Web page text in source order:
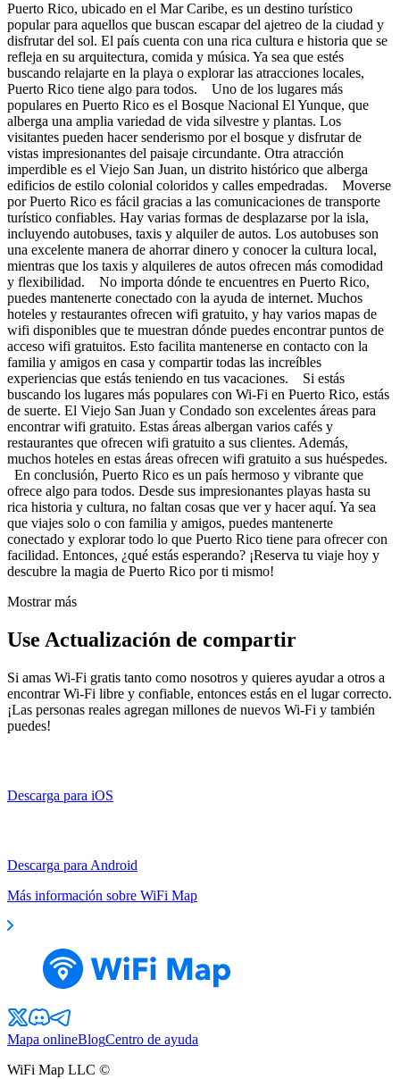
Puerto Rico, ubicado en el Mar Caribe, es un destino turístico
popular para aquellos que buscan escapar del ajetreo de la ciudad y
disfrutar del sol. El país cuenta con una rica cultura e historia que se
refleja en su arquitectura, comida y música. Ya sea que estés
buscando relajarte en la playa o explorar las atracciones locales,
Puerto Rico tiene algo para todos. Uno de los lugares más
populares en Puerto Rico es el Bosque Nacional El Yunque, que
alberga una amplia variedad de vida silvestre y plantas. Los
visitantes pueden hacer senderismo por el bosque y disfrutar de
vistas impresionantes del paisaje circundante. Otra atracción
imperdible es el Viejo San Juan, un distrito histórico que alberga
edificios de estilo colonial coloridos y calles empedradas. Moverse
por Puerto Rico es fácil gracias a las comunicaciones de transporte
turístico confiables. Hay varias formas de desplazarse por la isla,
incluyendo autobuses, taxis y alquiler de autos. Los autobuses son
una excelente manera de ahorrar dinero y conocer la cultura local,
mientras que los taxis y alquileres de autos ofrecen más comodidad
y flexibilidad. No importa dónde te encuentres en Puerto Rico,
puedes mantenerte conectado con la ayuda de internet. Muchos
hoteles y restaurantes ofrecen wifi gratuito, y hay varios mapas de
wifi disponibles que te muestran dónde puedes encontrar puntos de
acceso wifi gratuitos. Esto facilita mantenerse en contacto con la
familia y amigos en casa y compartir todas las increíbles
experiencias que estás teniendo en tus vacaciones. Si estás
buscando los lugares más populares con Wi-Fi en Puerto Rico, estás
de suerte. El Viejo San Juan y Condado son excelentes áreas para
encontrar wifi gratuito. Estas áreas albergan varios cafés y
restaurantes que ofrecen wifi gratuito a sus clientes. Además,
muchos hoteles en estas áreas ofrecen wifi gratuito a sus huéspedes.
En conclusión, Puerto Rico es un país hermoso y vibrante que
ofrece algo para todos. Desde sus impresionantes playas hasta su
rica historia y cultura, no faltan cosas que ver y hacer aquí. Ya sea
que viajes solo o con familia y amigos, puedes mantenerte
conectado y explorar todo lo que Puerto Rico tiene para ofrecer con
facilidad. Entonces, ¿qué estás esperando? ¡Reserva tu viaje hoy y
descubre la magia de Puerto Rico por ti mismo!
Mostrar más
Use Actualización de compartir
Si amas Wi-Fi gratis tanto como nosotros y quieres ayudar a otros a
encontrar Wi-Fi libre y confiable, entonces estás en el lugar correcto.
¡Las personas reales agregan millones de nuevos Wi-Fi y también
puedes!
Descarga para iOS
Descarga para Android
Más información sobre WiFi Map
Mapa onlineBlogCentro de ayuda
WiFi Map LLC ©